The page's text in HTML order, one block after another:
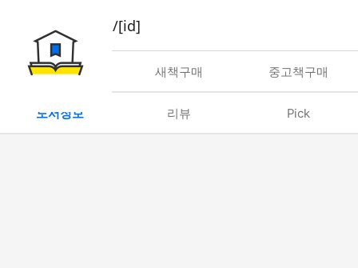
book/rent/[id]
대여 새책구매 중고책구매
도서정보 리뷰 Pick